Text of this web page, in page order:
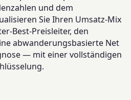
und dem
Sie Ihren Umsatz-Mix
Best-Preisleiter, den
abwanderungsbasierte Net
— mit einer vollständigen